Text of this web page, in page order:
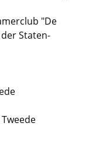
"De
Staten-